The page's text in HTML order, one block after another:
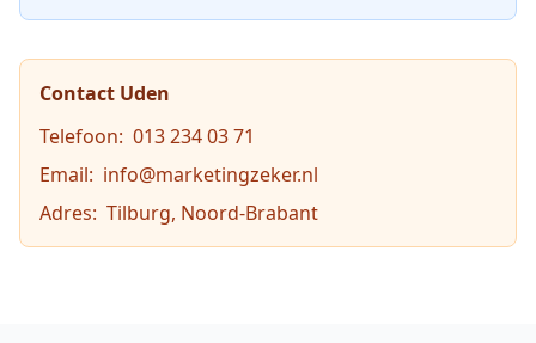
Contact Uden
Telefoon: 013 234 03 71
Email: info@marketingzeker.nl
Adres: Tilburg, Noord-Brabant